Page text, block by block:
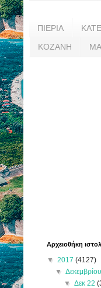
ΠΙΕΡΙΑ
ΚΟΖΑΝΗ
Αρχειοθήκη
▼ 2017 (4127)
▼
▼ Δεκ 22